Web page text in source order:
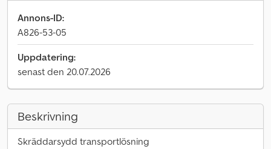
Annons-ID:
A826-53-05
Uppdatering:
senast den 20.07.2026
Beskrivning
Skräddarsydd transportlösning